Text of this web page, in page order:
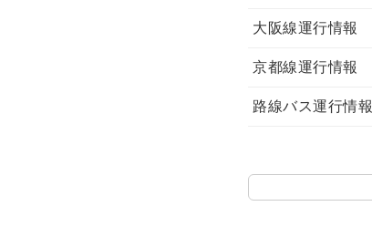
大阪線運行情報
京都線運行情報
路線バス運行情報